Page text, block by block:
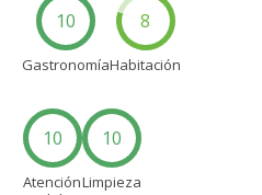
10
Gastronomía
8
Habitación
10
Atención
10
Limpieza